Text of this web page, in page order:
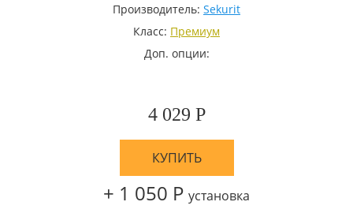
Производитель: Sekurit
Класс: Премиум
Доп. опции:
4 029 Р
КУПИТЬ
+ 1 050 Р установка